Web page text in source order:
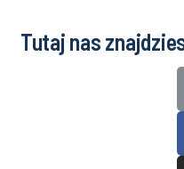
Tutaj nas